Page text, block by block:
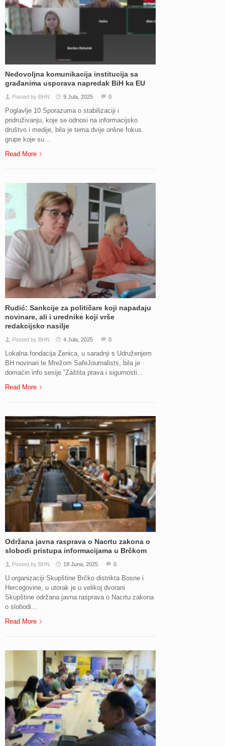
Nedovoljna komunikacija institucija sa
građanima usporava napredak BiH ka EU
Posted by BHN 9 Jula, 2025 0
Poglavlje 10 Sporazuma o stabilizaciji i
pridruživanju, koje se odnosi na informacijsko
društvo i medije, bila je tema dvije online fokus
grupe koje su...
Read More
Rudić: Sankcije za političare koji napadaju
novinare, ali i urednike koji vrše
redakcijsko nasilje
Posted by BHN 4 Jula, 2025 0
Lokalna fondacija Zenica, u saradnji s Udruženjem
BH novinari te Mrežom SafeJournalists, bila je
domaćin info sesije “Zaštita prava i sigurnosti...
Read More
Održana javna rasprava o Nacrtu zakona o
slobodi pristupa informacijama u Brčkom
Posted by BHN 18 Juna, 2025 0
U organizaciji Skupštine Brčko distrikta Bosne i
Hercegovine, u utorak je u velikoj dvorani
Skupštine održana javna rasprava o Nacrtu zakona
o slobodi...
Read More